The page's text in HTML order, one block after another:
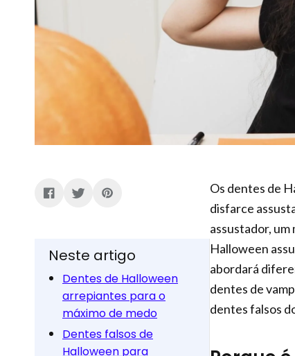
Neste artigo
Dentes de Halloween
arrepiantes para o
máximo de medo
Dentes falsos de
Halloween para
Os dentes de
disfarce
assustador,
Halloween
abordará
dentes de
dentes falsos